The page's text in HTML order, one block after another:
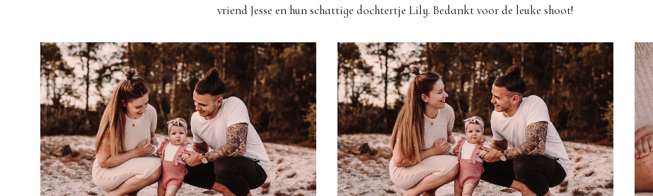
vriend Jesse en hun schattige dochtertje Lily. Bedankt voor de leuke shoot!